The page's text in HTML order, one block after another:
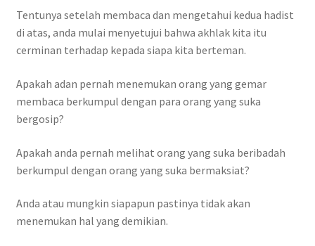
Tentunya setelah membaca dan mengetahui kedua hadist
di atas, anda mulai menyetujui bahwa akhlak kita itu
cerminan terhadap kepada siapa kita berteman.
Apakah adan pernah menemukan orang yang gemar
membaca berkumpul dengan para orang yang suka
bergosip?
Apakah anda pernah melihat orang yang suka beribadah
berkumpul dengan orang yang suka bermaksiat?
Anda atau mungkin siapapun pastinya tidak akan
menemukan hal yang demikian.